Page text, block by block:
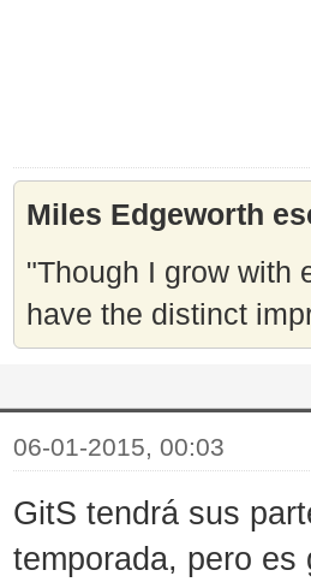
Miles Edgeworth
"Though I grow with
have the distinct
06-01-2015, 00:03
GitS tendrá sus
temporada, pero